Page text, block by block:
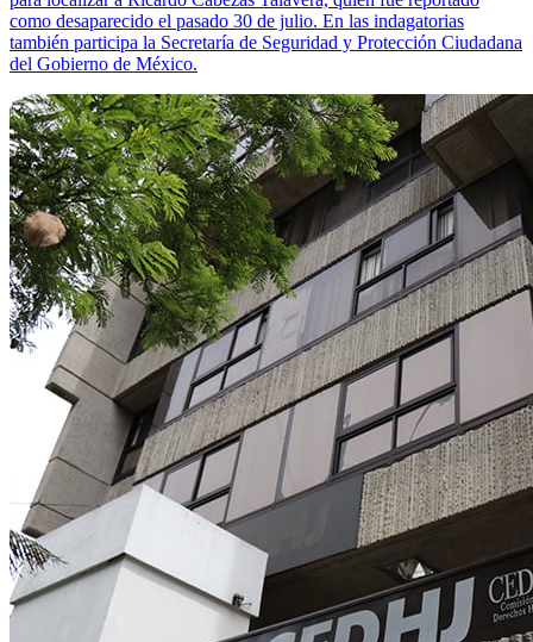
como desaparecido el pasado 30 de julio. En las indagatorias
también participa la Secretaría de Seguridad y Protección Ciudadana
del Gobierno de México.